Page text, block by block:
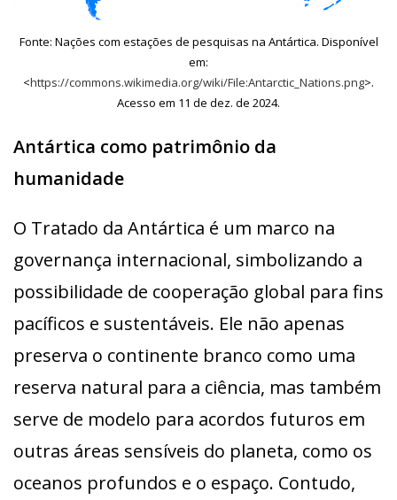
Fonte: Nações com estações de pesquisas na Antártica. Disponível
em:
<https://commons.wikimedia.org/wiki/File:Antarctic_Nations.png>.
Acesso em 11 de dez. de 2024.
Antártica como patrimônio da
humanidade
O Tratado da Antártica é um marco na
governança internacional, simbolizando a
possibilidade de cooperação global para fins
pacíficos e sustentáveis. Ele não apenas
preserva o continente branco como uma
reserva natural para a ciência, mas também
serve de modelo para acordos futuros em
outras áreas sensíveis do planeta, como os
oceanos profundos e o espaço. Contudo,